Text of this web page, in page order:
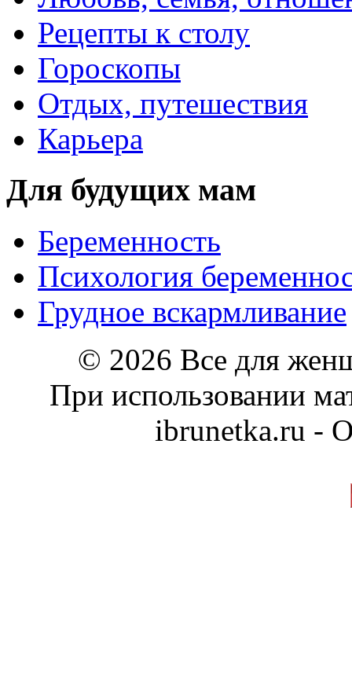
Рецепты к столу
Гороскопы
Отдых, путешествия
Карьера
Для будущих мам
Беременность
Психология
Грудное вскармливание
© 2026 Все для
При использовании
ibrunetka.ru